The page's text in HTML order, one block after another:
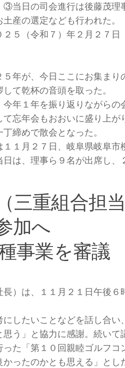
当日の司会進行は後藤茂
産の選定なども行われた。
５（令和７）年２月２７
年が、今日ここにお集ま
て乾杯の音頭を取った。
年１年を振り返りながら
忘年会もおおいに盛り上
締めで散会となった。
１月２７日、岐阜県岐阜
は、理事ら９名が出席し
三重組合担
加へ
事業を審議
）は、１１月２１日午後
したいことなどを話し合
う」と協力に感謝。続いて
た「第１０回親睦ゴルフ
ったのかとも思える」と